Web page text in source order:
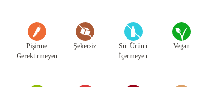
Pişirme
Gerektirmeyen
Şekersiz
Süt Ürünü
İçermeyen
Vegan